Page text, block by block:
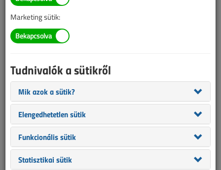
Jelentős áttörést értek el az energiaforrásként szolgáló hidrogén
szállításában az ausztrál kormány tudományos ügynökségének
(CSIRO) kutatói.
Marketing sütik:
Tudnivalók a sütikről
Mik azok a sütik?
Elengedhetetlen sütik
Funkcionális sütik
Statisztikai sütik